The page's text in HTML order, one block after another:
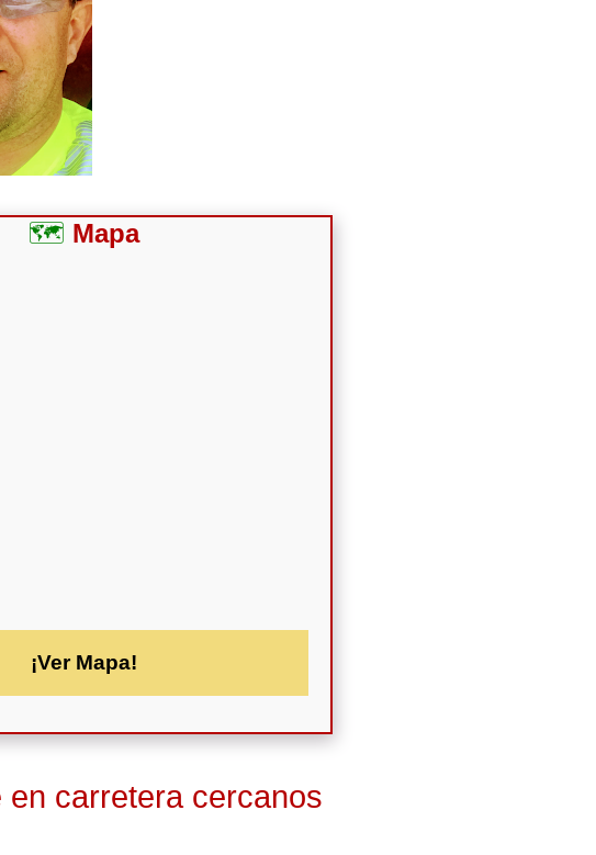
Mapa
¡Ver Mapa!
carretera cercanos